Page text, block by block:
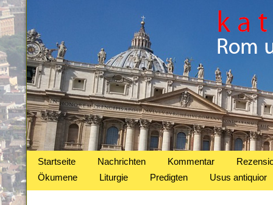
Startseite Nachrichten Kommentar
Ökumene
Liturgie Predigten Usus antiquior